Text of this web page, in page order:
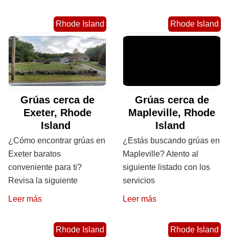
Rhode Island
Grúas cerca de
Exeter, Rhode
Island
¿Cómo encontrar grúas en
Exeter baratos
conveniente para ti?
Revisa la siguiente
Leer más
Rhode Island
Grúas cerca de
Mapleville, Rhode
Island
¿Estás buscando grúas en
Mapleville? Atento al
siguiente listado con los
servicios
Leer más
Rhode Island Rhode Island